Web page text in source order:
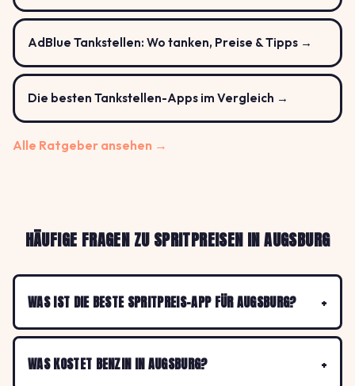
AdBlue Tankstellen: Wo tanken, Preise & Tipps →
Die besten Tankstellen-Apps im Vergleich →
Alle Ratgeber ansehen →
HÄUFIGE FRAGEN ZU SPRITPREISEN IN AUGSBURG
WAS IST DIE BESTE SPRITPREIS-APP FÜR AUGSBURG?
WAS KOSTET BENZIN IN AUGSBURG?